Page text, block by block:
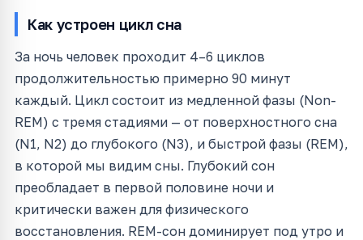
Как устроен цикл сна
За ночь человек проходит 4–6 циклов
продолжительностью примерно 90 минут
каждый. Цикл состоит из медленной фазы (Non-
REM) с тремя стадиями — от поверхностного сна
(N1, N2) до глубокого (N3), и быстрой фазы (REM),
в которой мы видим сны. Глубокий сон
преобладает в первой половине ночи и
критически важен для физического
восстановления. REM-сон доминирует под утро и